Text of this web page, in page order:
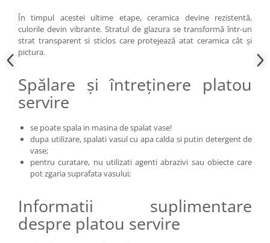
În timpul acestei ultime etape, ceramica devine rezistentă,
culorile devin vibrante. Stratul de glazura se transformă într-un
strat transparent si sticlos care protejează atat ceramica cât și
pictura.
Spălare și întreținere platou
servire
se poate spala in masina de spalat vase!
dupa utilizare, spalati vasul cu apa calda si putin detergent de
vase;
pentru curatare, nu utilizati agenti abrazivi sau obiecte care
pot zgaria suprafata vasului;
Informatii suplimentare
despre platou servire